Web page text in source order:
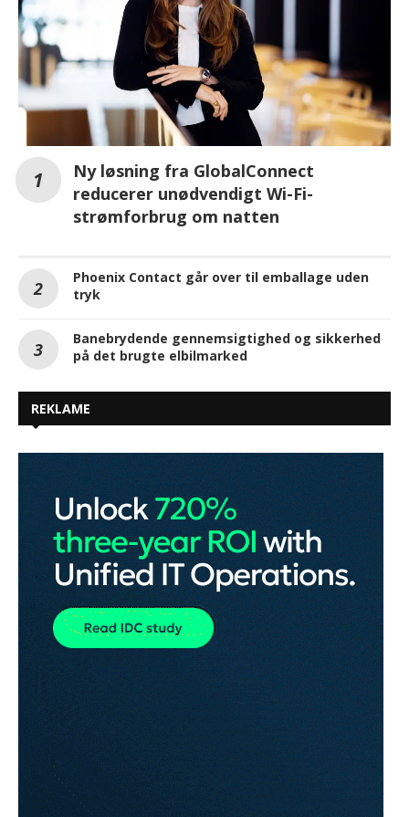
Ny løsning fra GlobalConnect
reducerer unødvendigt Wi-Fi-
strømforbrug om natten
Phoenix Contact går over til emballage uden
tryk
Banebrydende gennemsigtighed og sikkerhed
på det brugte elbilmarked
REKLAME